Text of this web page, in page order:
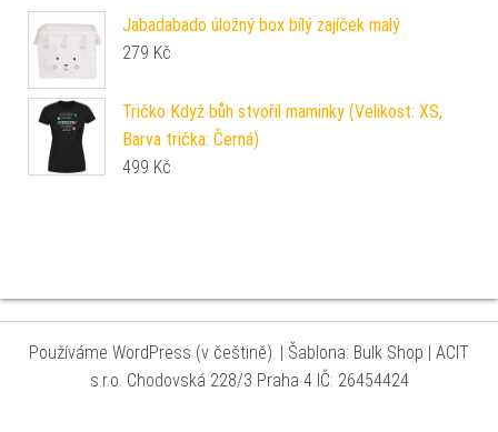
Jabadabado úložný box bílý zajíček malý
279 Kč
Tričko Když bůh stvořil maminky (Velikost: XS,
Barva trička: Černá)
499 Kč
Používáme WordPress (v češtině). | Šablona: Bulk Shop | ACIT
s.r.o. Chodovská 228/3 Praha 4 IČ: 26454424